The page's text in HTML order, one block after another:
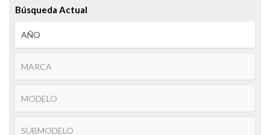
Búsqueda Actual